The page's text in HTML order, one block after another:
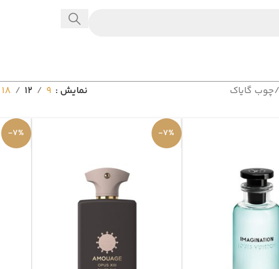
چوب گایاک نمایش 9
12
18
-7%
-7%